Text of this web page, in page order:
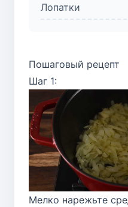
Лопатки
Пошаговый рецепт
Шаг 1:
Мелко нарежьте